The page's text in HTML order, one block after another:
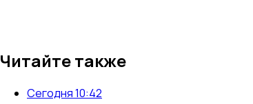
Читайте также
Сегодня 10:42